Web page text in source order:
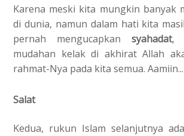
Karena meski kita mungkin banyak
di dunia, namun dalam hati kita
pernah mengucapkan syahadat,
mudahan kelak di akhirat Allah
rahmat-Nya pada kita semua. Aamiin...
Salat
Kedua, rukun Islam selanjutnya